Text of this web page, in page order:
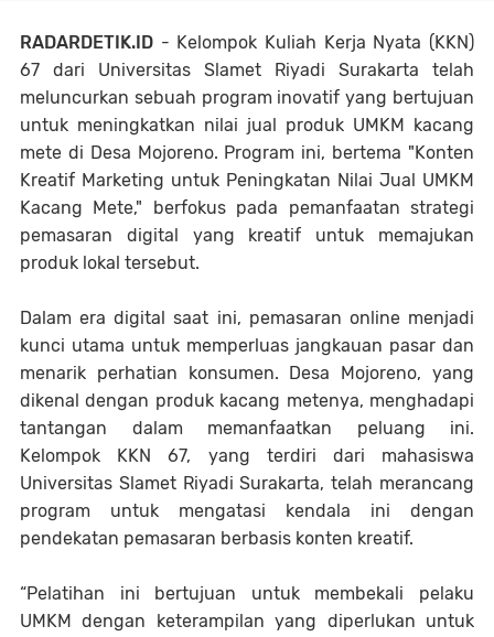
RADARDETIK.ID - Kelompok Kuliah Kerja Nyata (KKN)
67 dari Universitas Slamet Riyadi Surakarta telah
meluncurkan sebuah program inovatif yang bertujuan
untuk meningkatkan nilai jual produk UMKM kacang
mete di Desa Mojoreno. Program ini, bertema "Konten
Kreatif Marketing untuk Peningkatan Nilai Jual UMKM
Kacang Mete," berfokus pada pemanfaatan strategi
pemasaran digital yang kreatif untuk memajukan
produk lokal tersebut.
Dalam era digital saat ini, pemasaran online menjadi
kunci utama untuk memperluas jangkauan pasar dan
menarik perhatian konsumen. Desa Mojoreno, yang
dikenal dengan produk kacang metenya, menghadapi
tantangan dalam memanfaatkan peluang ini.
Kelompok KKN 67, yang terdiri dari mahasiswa
Universitas Slamet Riyadi Surakarta, telah merancang
program untuk mengatasi kendala ini dengan
pendekatan pemasaran berbasis konten kreatif.
“Pelatihan ini bertujuan untuk membekali pelaku
UMKM dengan keterampilan yang diperlukan untuk